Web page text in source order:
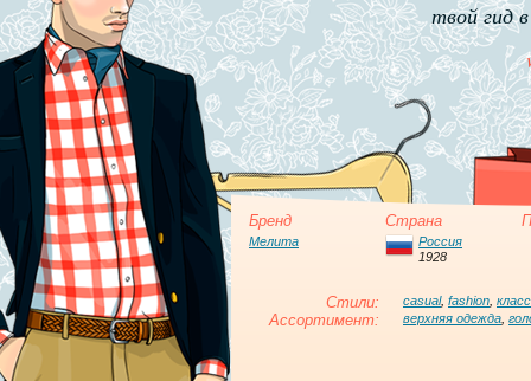
твой гид
Бренд Страна
Мелита
Россия
1928
Стили: casual, fashion
Ассортимент: верхняя одежда